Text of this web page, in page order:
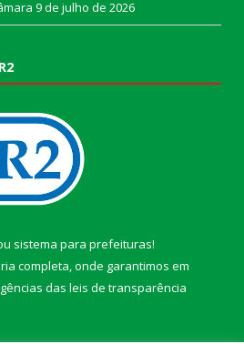
9 de julho de 2026
sistema para prefeituras!
completa, onde garantimos em
das leis de transparência